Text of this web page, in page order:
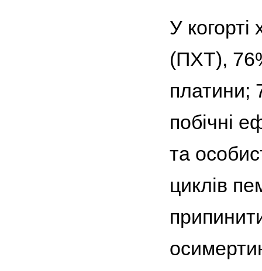
У
(ПХТ),
платини;
побічні
та
циклів